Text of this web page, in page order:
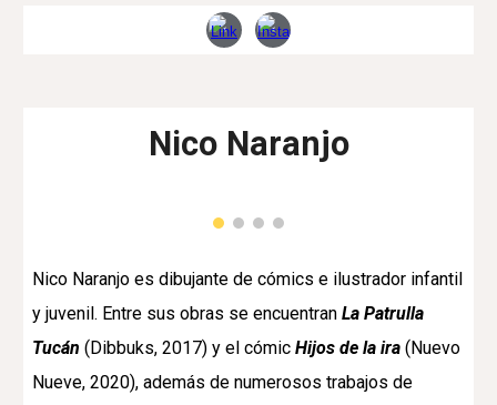
Nico Naranjo
Nico Naranjo es dibujante de cómics e ilustrador infantil
y juvenil. Entre sus obras se encuentranLa Patrulla
Tucán (Dibbuks, 2017) y el cómicHijos de la ira (Nuevo
Nueve, 2020), además de numerosos trabajos de